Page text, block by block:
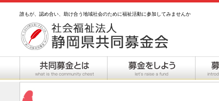
誰もが、認め合い、助け合う地域社会のために福祉活動に参加してみませんか